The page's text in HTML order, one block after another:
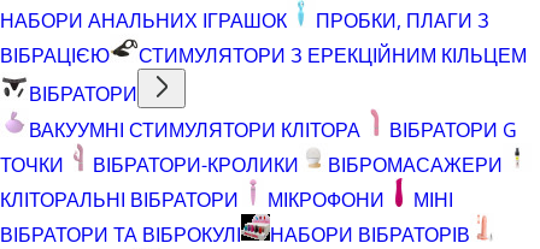
НАБОРИ АНАЛЬНИХ ІГРАШОК
ПРОБКИ, ПЛАГИ З
ВІБРАЦІЄЮ
СТИМУЛЯТОРИ З ЕРЕКЦІЙНИМ КІЛЬЦЕМ
ВІБРАТОРИ
ВАКУУМНІ СТИМУЛЯТОРИ КЛІТОРА
ВІБРАТОРИ G
ТОЧКИ
ВІБРАТОРИ-КРОЛИКИ
ВІБРОМАСАЖЕРИ
КЛІТОРАЛЬНІ ВІБРАТОРИ
МІКРОФОНИ
МІНІ
ВІБРАТОРИ ТА ВІБРОКУЛІ
НАБОРИ ВІБРАТОРІВ